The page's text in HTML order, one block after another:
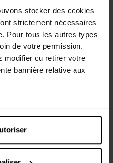
stocker des cookies
strictement nécessaires
Pour tous les autres types
de votre permission.
modifier ou retirer votre
bannière relative aux
en un vrai soin pour
sèche ou sensible. Les acides
E des fleurs d’amandier
nécessaire à la peau,
nourrit, la protège et la